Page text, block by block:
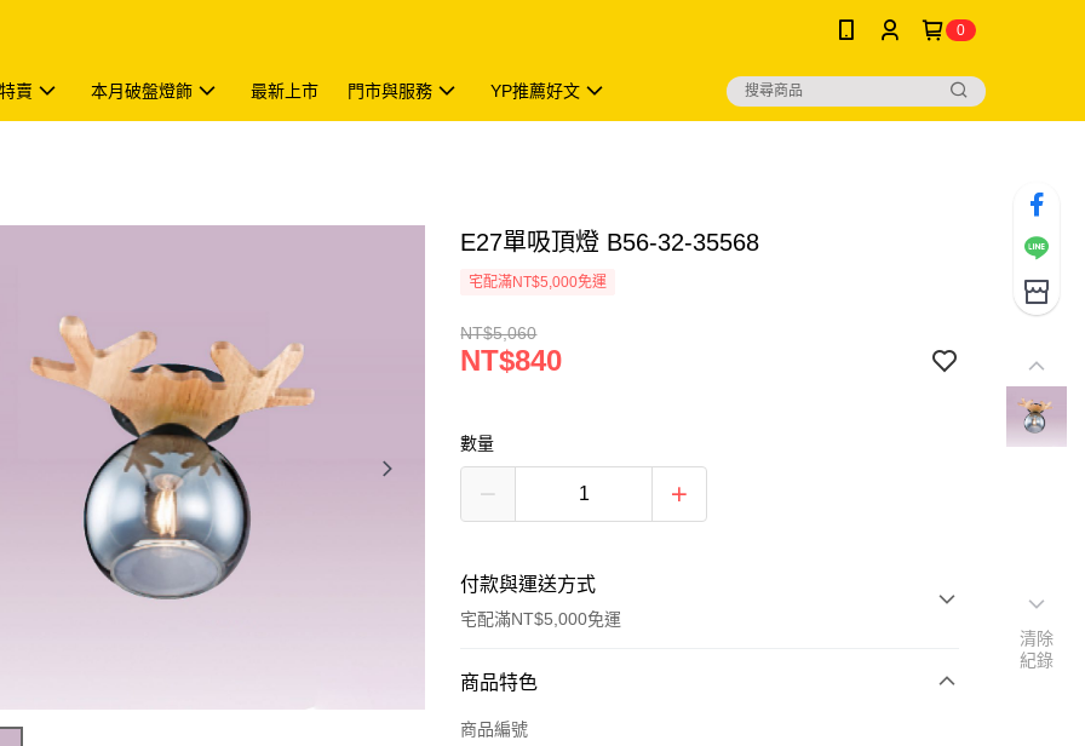
0
賣 本月破盤燈飾 最新上市 門市與服務 YP推薦好文
E27單吸頂燈 B56-32-35568
宅配滿NT$5,000免運
NT$5,060
NT$840
數量
付款與運送方式
宅配滿NT$5,000免運
付款方式
信用卡一次付款
商品特色
商品編號
清除
紀錄